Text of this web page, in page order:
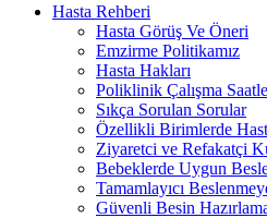
Hasta Rehberi
Hasta Görüş Ve Öneri
Emzirme Politikamız
Hasta Hakları
Poliklinik Çalışma
Sıkça Sorulan Sorular
Özellikli Birimlerde
Ziyaretci ve Refakatçi
Bebeklerde Uygun
Tamamlayıcı
Güvenli Besin